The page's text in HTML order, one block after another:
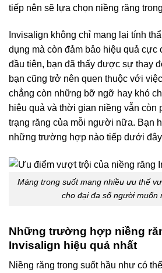
tiếp nên sẽ lựa chọn niềng răng
Invisalign không chỉ mang lại tính
dụng mà còn đảm bảo hiệu quả cực
đầu tiên, bạn đã thấy được sự thay
bạn cũng trở nên quen thuộc với
chẳng còn những bỡ ngỡ hay khó
hiệu quả và thời gian niềng vẫn còn
trạng răng của mỗi người nữa. Bạn
những trường hợp nào tiếp dưới
Máng trong suốt mang nhiều ưu thế
cho đại đa số người muốn
Những trường hợp niềng
Invisalign hiệu quả nhất
Niềng răng trong suốt hầu như có